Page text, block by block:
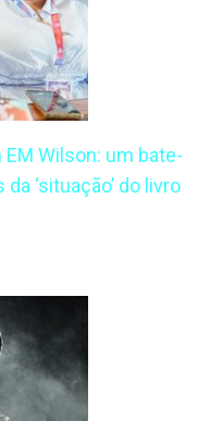
Wilson: um bate-
‘situação’ do livro